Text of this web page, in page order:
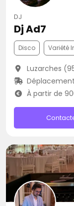
DJ
Dj Ad7
Disco Variété
Luzarches
À partir de